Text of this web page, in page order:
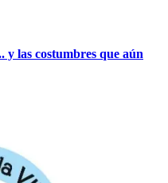
y las costumbres que aún